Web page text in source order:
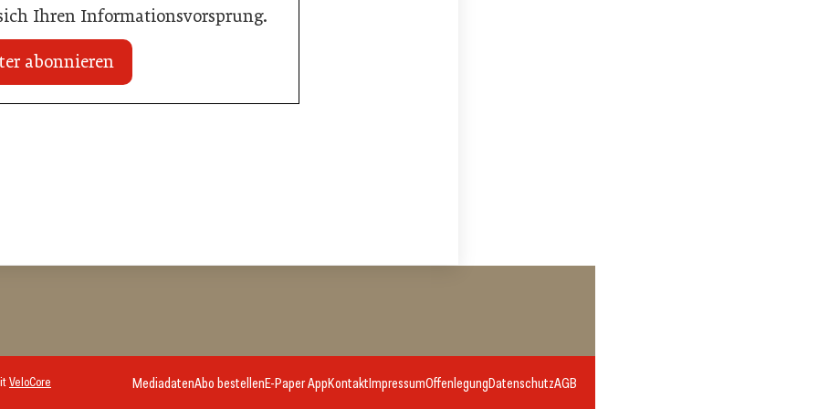
Ihren Informationsvorsprung.
abonnieren
VeloCore MediadatenAbo bestellenE-Paper AppKontaktImpressumOffenlegungDatenschutzAGB